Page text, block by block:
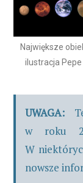
Największe
ilustracja
UWAGA:
w roku
W
nowsze